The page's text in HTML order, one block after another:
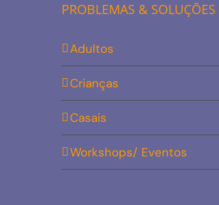
PROBLEMAS & SOLUÇÕES
Adultos
Crianças
Casais
Workshops/ Eventos